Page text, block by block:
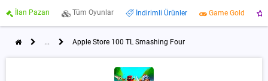
İlan Pazarı Tüm Oyunlar İndirimli Ürünler Game Gold
... Apple Store 100 TL Smashing Four